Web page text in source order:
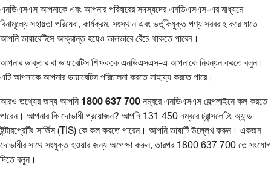
এনডিএসএস আপনাকে এবং আপনার পরিবারের সদস্যদের এনডিএসএস-এর মাধ্যমে
বিনামূল্যে সহায়তা পরিষেবা, কার্যক্রম, সংস্থান এবং ভর্তুকিযুক্ত পণ্য সরবরাহ করে যাতে
আপনি ডায়াবেটিসে আক্রান্ত হয়েও ভালভাবে বেঁচে থাকতে পারেন।
আপনার ডাক্তার বা ডায়াবেটিস শিক্ষককে এনডিএসএস-এ আপনাকে নিবন্ধন করতে বলুন।
এটি আপনাকে আপনার ডায়াবেটিস পরিচালনা করতে সাহায্য করতে পারে।
আরও তথ্যের জন্য আপনি 1800 637 700 নম্বরে এনডিএসএস হেল্পলাইনে কল করতে
পারেন। আপনার কি দোভাষী প্রয়োজন? আপনি 131 450 নম্বরে ট্রান্সলেটিং অ্যান্ড
ইন্টারপ্রেটিং সার্ভিস (TIS) কে কল করতে পারেন। আপনি ভাষাটি উল্লেখ করুন। একজন
দোভাষীর সাথে সংযুক্ত হওয়ার জন্য অপেক্ষা করুন, তারপর 1800 637 700 তে সংযোগ
দিতে বলুন।